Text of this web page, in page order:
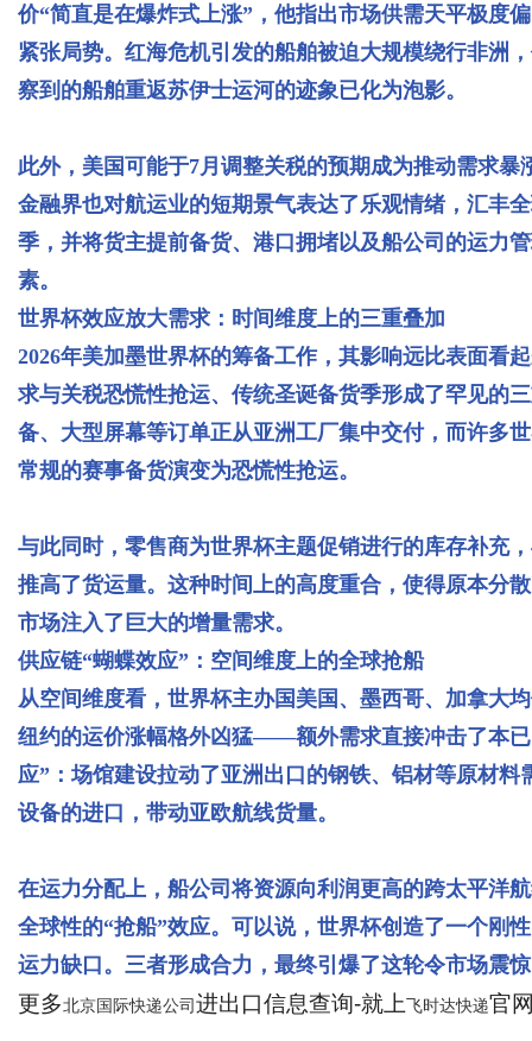
价“简直是在爆炸式上涨”，他指出市场供需天平极度
紧张局势。红海危机引发的船舶被迫大规模绕行非洲
察到的船舶重返苏伊士运河的迹象已化为泡影。
此外，美国可能于7月调整关税的预期成为推动需求
金融界也对航运业的短期景气表达了乐观情绪，汇丰
季，并将货主提前备货、港口拥堵以及船公司的运力
素。
世界杯效应放大需求：时间维度上的三重叠加
2026年美加墨世界杯的筹备工作，其影响远比表面看
求与关税恐慌性抢运、传统圣诞备货季形成了罕见的
备、大型屏幕等订单正从亚洲工厂集中交付，而许多
常规的赛事备货演变为恐慌性抢运。
与此同时，零售商为世界杯主题促销进行的库存补充
推高了货运量。这种时间上的高度重合，使得原本分
市场注入了巨大的增量需求。
供应链“蝴蝶效应”：空间维度上的全球抢船
从空间维度看，世界杯主办国美国、墨西哥、加拿大
纽约的运价涨幅格外凶猛——额外需求直接冲击了本
应”：场馆建设拉动了亚洲出口的钢铁、铝材等原材
设备的进口，带动亚欧航线货量。
在运力分配上，船公司将资源向利润更高的跨太平洋
全球性的“抢船”效应。可以说，世界杯创造了一个刚
运力缺口。三者形成合力，最终引爆了这轮令市场震
更多北京国际快递公司进出口信息查询-就上飞时达快递官